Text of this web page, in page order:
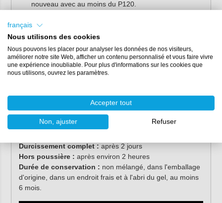
nouveau avec au moins du P120.
Pour les petits travaux, utilisez le
en combinaison avec un pistolet à mastic.
Caractéristiques
Contenu :1 kg, 5 kg
Rapport de mélange :2:1
vert clair (satiné)
Rendement :1,1 m2/kg
Durée de vie en pot :
30 minutes (ponçable après 24
Durcissement complet : après 2 jours
Hors poussière : après environ 2 heures
Durée de conservation : non mélangé, dans l'emballage
d'origine, dans un endroit frais et à l'abri du gel, au moins
6 mois.
français
Nous utilisons des cookies
Nous pouvons les placer pour analyser les données de nos visiteurs,
améliorer notre site Web, afficher un contenu personnalisé et vous faire vivre
une expérience inoubliable. Pour plus d'informations sur les cookies que
nous utilisons, ouvrez les paramètres.
Accepter tout
Non, ajuster Refuser